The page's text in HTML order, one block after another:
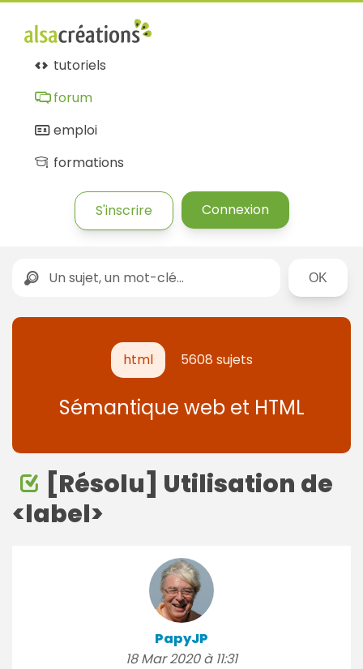
tutoriels
forum
emploi
formations
S'inscrire Connexion
Rechercher
html 5608 sujets
Sémantique web et HTML
[Résolu] Utilisation de
<label>
PapyJP
18 Mar 2020 à 11:31